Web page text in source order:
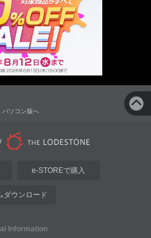
パソコン版へ
e-STOREで購入
ダウンロード
Information